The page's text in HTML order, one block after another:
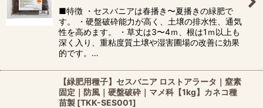
■特徴 ・セスバニアは春播き〜夏播きの緑肥で
す。 ・硬盤破砕能力が高く、土壌の排水性、通気
性を高めます。 ・草丈は3〜4ｍ、根は1ｍ以上も
深く入り、重粘度質土壌や湿害圃場の改善に効果
的です。…
【緑肥用種子】セスバニア ロストアラータ｜窒素
固定｜防風｜硬盤破砕｜マメ科【1kg】カネコ種
苗製 [TKK-SES001]